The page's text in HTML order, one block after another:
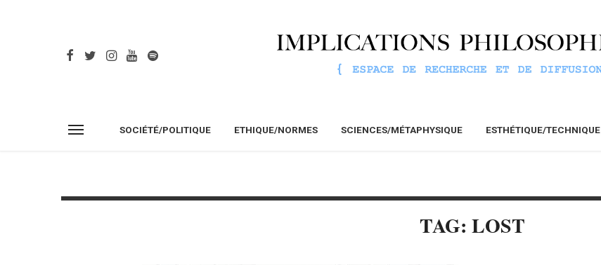
SOCIÉTÉ/POLITIQUE ETHIQUE/NORMES SCIENCES/MÉTAPHYSIQUE ESTHÉTIQUE/TECHNIQUE
TAG: LOST